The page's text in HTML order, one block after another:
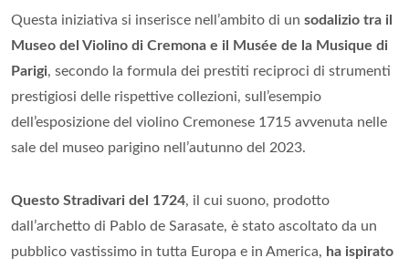
Questa iniziativa si inserisce nell’ambito di un sodalizio tra il
Museo del Violino di Cremona e il Musée de la Musique di
Parigi, secondo la formula dei prestiti reciproci di strumenti
prestigiosi delle rispettive collezioni, sull’esempio
dell’esposizione del violino Cremonese 1715 avvenuta nelle
sale del museo parigino nell’autunno del 2023.
Questo Stradivari del 1724, il cui suono, prodotto
dall’archetto di Pablo de Sarasate, è stato ascoltato da un
pubblico vastissimo in tutta Europa e in America, ha ispirato